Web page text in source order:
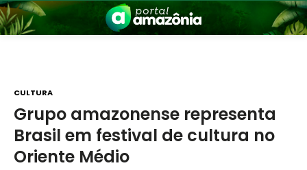
CULTURA
Grupo amazonense representa
Brasil em festival de cultura no
Oriente Médio